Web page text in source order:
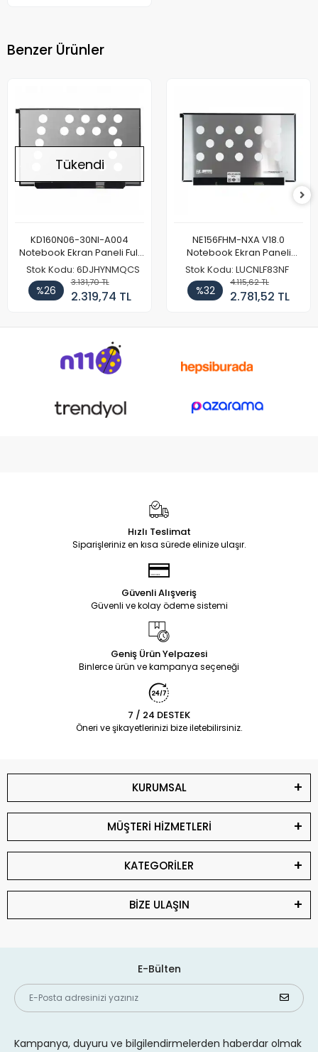
Benzer Ürünler
Tükendi
KD160N06-30NI-A004
Notebook Ekran Paneli Full
HD
Stok Kodu: 6DJHYNMQCS
%26
3.131,70 TL
2.319,74 TL
NE156FHM-NXA V18.0
Notebook Ekran Paneli
144Hz
Stok Kodu: LUCNLF83NF
%32
4.115,62 TL
2.781,52 TL
Hızlı Teslimat
Siparişleriniz en kısa sürede elinize ulaşır.
Güvenli Alışveriş
Güvenli ve kolay ödeme sistemi
Geniş Ürün Yelpazesi
Binlerce ürün ve kampanya seçeneği
7 / 24 DESTEK
Öneri ve şikayetlerinizi bize iletebilirsiniz.
KURUMSAL
MÜŞTERİ HİZMETLERİ
KATEGORİLER
BİZE ULAŞIN
E-Bülten
Kampanya, duyuru ve bilgilendirmelerden haberdar olmak